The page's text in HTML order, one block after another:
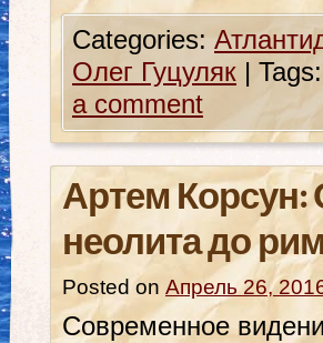
Categories:
Олег Гуцуляк | Tags:
a comment
Артем Корсун:
неолита до
Posted on Апрель 26,
Современное